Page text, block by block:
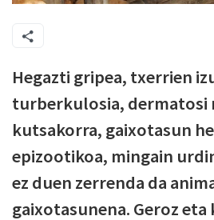
Hegazti gripea, txerrien
turberkulosia, dermatosi
kutsakorra, gaixotasun
epizootikoa, mingain
ez duen zerrenda da
gaixotasunena. Geroz